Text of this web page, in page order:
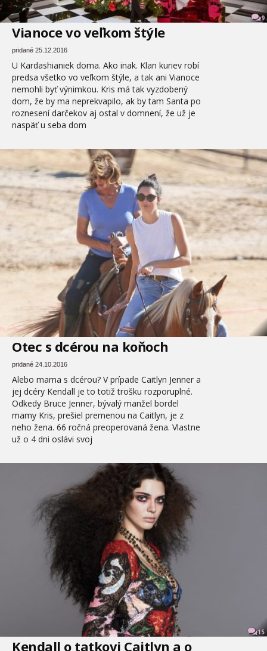
9
Vianoce vo veľkom štýle
pridané 25.12.2016
U Kardashianiek doma. Ako inak. Klan kuriev robí
predsa všetko vo veľkom štýle, a tak ani Vianoce
nemohli byť výnimkou. Kris má tak vyzdobený
dom, že by ma neprekvapilo, ak by tam Santa po
roznesení darčekov aj ostal v domnení, že už je
naspäť u seba dom
Otec s dcérou na koňoch
pridané 24.10.2016
Alebo mama s dcérou? V prípade Caitlyn Jenner a
jej dcéry Kendall je to totiž trošku rozporuplné.
Odkedy Bruce Jenner, bývalý manžel bordel
mamy Kris, prešiel premenou na Caitlyn, je z
neho žena. 66 ročná preoperovaná žena. Vlastne
už o 4 dni oslávi svoj
15
Kendall o tatkovi Caitlyn a o